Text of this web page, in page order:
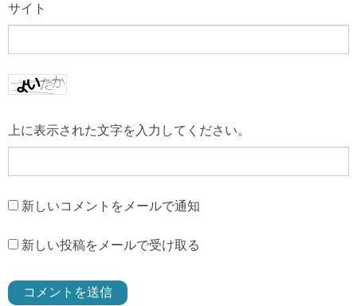
サイト
上に表示された文字を入力してください。
新しいコメントをメールで通知
新しい投稿をメールで受け取る